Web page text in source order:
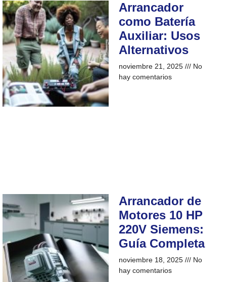
Arrancador
como Batería
Auxiliar: Usos
Alternativos
noviembre 21, 2025
No
hay comentarios
Arrancador de
Motores 10 HP
220V Siemens:
Guía Completa
noviembre 18, 2025
No
hay comentarios